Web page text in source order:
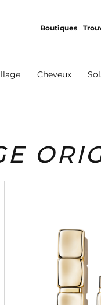
Boutiques
Cheveux